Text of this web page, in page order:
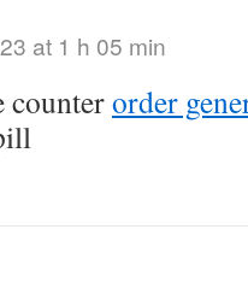
at 1 h 05 min
counterorder